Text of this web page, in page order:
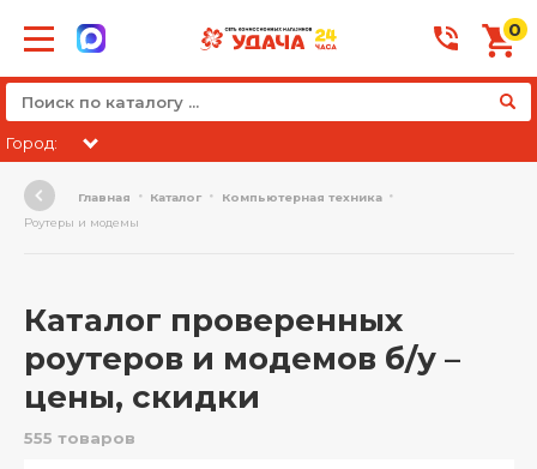
0
Город:
Главная Каталог
Компьютерная техника
Роутеры и модемы
Каталог проверенных
роутеров и модемов б/у –
цены, скидки
555 товаров